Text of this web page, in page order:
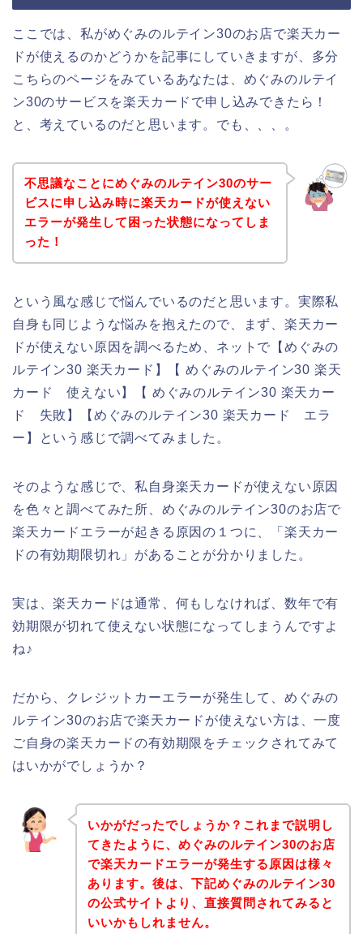
ここでは、私がめぐみのルテイン30のお店で楽天カー
ドが使えるのかどうかを記事にしていきますが、多分
こちらのページをみているあなたは、めぐみのルテイ
ン30のサービスを楽天カードで申し込みできたら！
と、考えているのだと思います。でも、、、。
不思議なことにめぐみのルテイン30のサー
ビスに申し込み時に楽天カードが使えない
エラーが発生して困った状態になってしま
った！
という風な感じで悩んでいるのだと思います。実際私
自身も同じような悩みを抱えたので、まず、楽天カー
ドが使えない原因を調べるため、ネットで【めぐみの
ルテイン30 楽天カード】【 めぐみのルテイン30 楽天
カード 使えない】【 めぐみのルテイン30 楽天カー
ド 失敗】【めぐみのルテイン30 楽天カード エラ
ー】という感じで調べてみました。
そのような感じで、私自身楽天カードが使えない原因
を色々と調べてみた所、めぐみのルテイン30のお店で
楽天カードエラーが起きる原因の１つに、「楽天カー
ドの有効期限切れ」があることが分かりました。
実は、楽天カードは通常、何もしなければ、数年で有
効期限が切れて使えない状態になってしまうんですよ
ね♪
だから、クレジットカーエラーが発生して、めぐみの
ルテイン30のお店で楽天カードが使えない方は、一度
ご自身の楽天カードの有効期限をチェックされてみて
はいかがでしょうか？
いかがだったでしょうか？これまで説明し
てきたように、めぐみのルテイン30のお店
で楽天カードエラーが発生する原因は様々
あります。後は、下記めぐみのルテイン30
の公式サイトより、直接質問されてみると
いいかもしれません。